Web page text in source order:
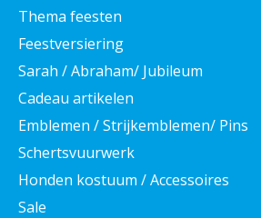
Thema feesten
Feestversiering
Sarah / Abraham/ Jubileum
Cadeau artikelen
Emblemen / Strijkemblemen/ Pins
Schertsvuurwerk
Honden kostuum / Accessoires
Sale